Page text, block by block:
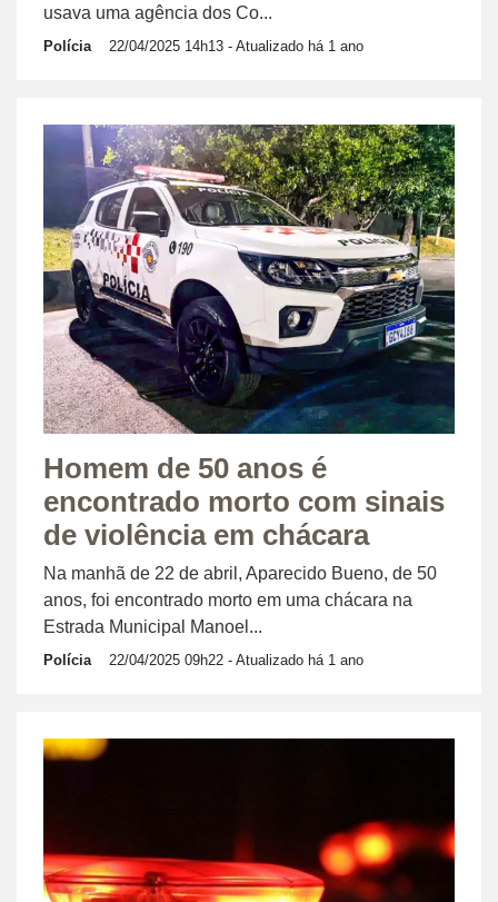
usava uma agência dos Co...
Polícia 22/04/2025 14h13 - Atualizado há 1 ano
Homem de 50 anos é
encontrado morto com sinais
de violência em chácara
Na manhã de 22 de abril, Aparecido Bueno, de 50
anos, foi encontrado morto em uma chácara na
Estrada Municipal Manoel...
Polícia 22/04/2025 09h22 - Atualizado há 1 ano